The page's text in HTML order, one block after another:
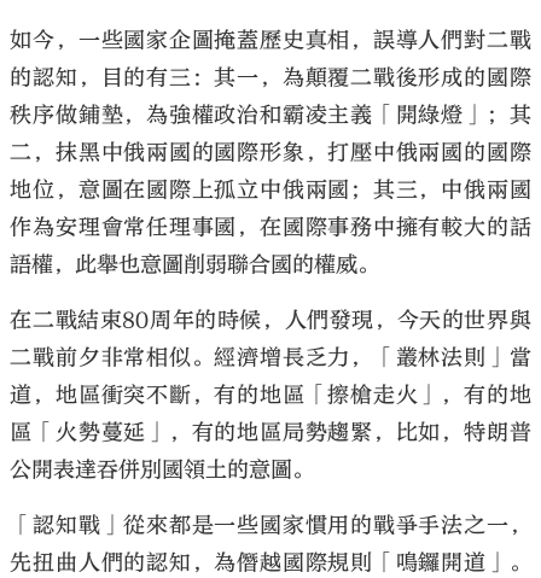
如今，一些國家企圖掩蓋歷史真相，誤導人們對二戰
的認知，目的有三：其一，為顛覆二戰後形成的國際
秩序做鋪墊，為強權政治和霸凌主義「開綠燈」；其
二，抹黑中俄兩國的國際形象，打壓中俄兩國的國際
地位，意圖在國際上孤立中俄兩國；其三，中俄兩國
作為安理會常任理事國，在國際事務中擁有較大的話
語權，此舉也意圖削弱聯合國的權威。
在二戰結束80周年的時候，人們發現，今天的世界與
二戰前夕非常相似。經濟增長乏力，「叢林法則」當
道，地區衝突不斷，有的地區「擦槍走火」，有的地
區「火勢蔓延」，有的地區局勢趨緊，比如，特朗普
公開表達吞併別國領土的意圖。
「認知戰」從來都是一些國家慣用的戰爭手法之一，
先扭曲人們的認知，為僭越國際規則「鳴鑼開道」。